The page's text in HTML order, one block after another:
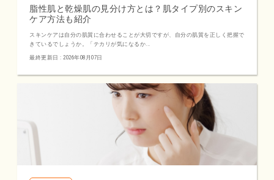
脂性肌と乾燥肌の見分け方とは？肌タイプ別のスキン
ケア方法も紹介
スキンケアは自分の肌質に合わせることが大切ですが、自分の肌質を正しく把握で
きているでしょうか。「テカリが気になるか...
最終更新日 : 2026年08月07日